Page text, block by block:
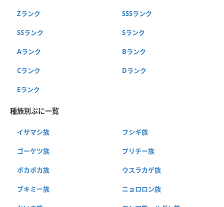
Zランク SSSランク
SSランク Sランク
Aランク Bランク
Cランク Dランク
Eランク
種族別ぷに一覧
イサマシ族 フシギ族
ゴーケツ族 プリチー族
ポカポカ族 ウスラカゲ族
ブキミー族 ニョロロン族